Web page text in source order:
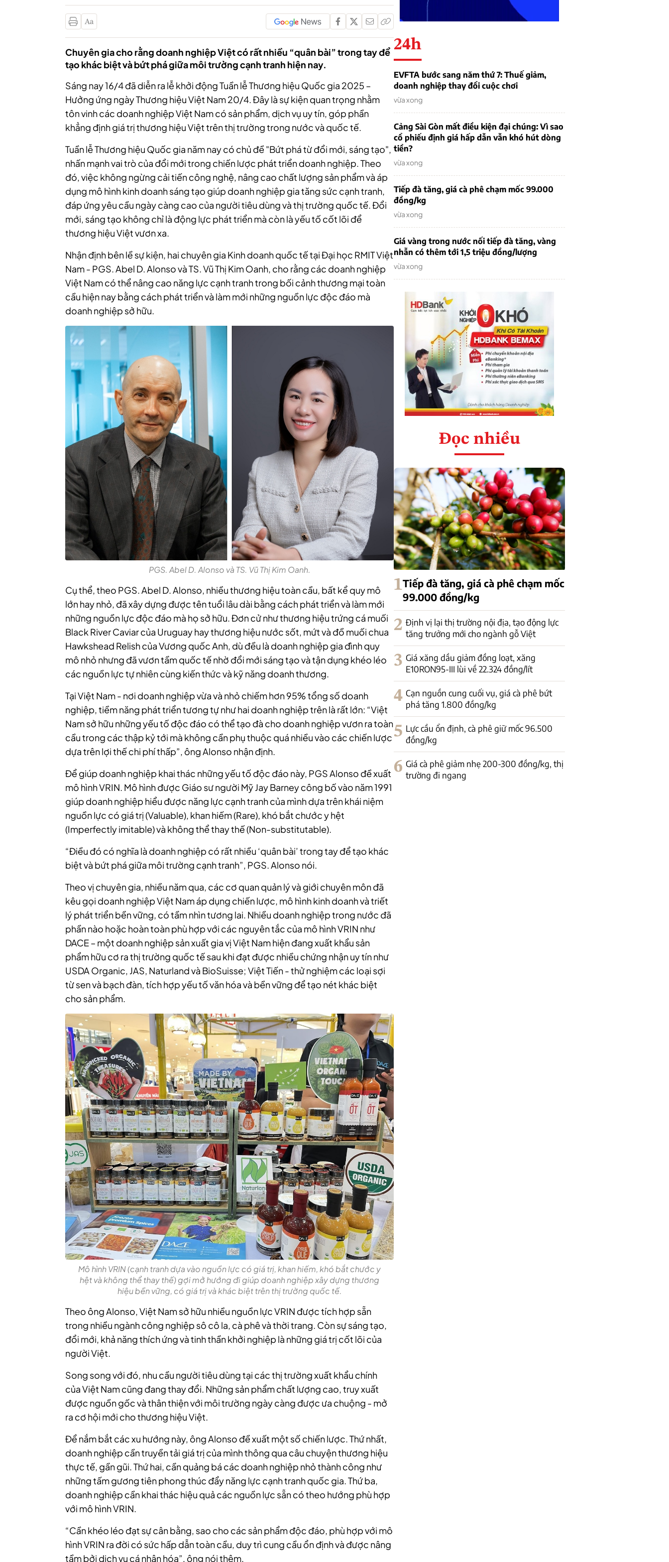
Chuyên gia cho rằng doanh nghiệp Việt có rất nhiều “quân bài” trong tay để
tạo khác biệt và bứt phá giữa môi trường cạnh tranh hiện nay.
Sáng nay 16/4 đã diễn ra lễ khởi động Tuần lễ Thương hiệu Quốc gia 2025 –
Hưởng ứng ngày Thương hiệu Việt Nam 20/4. Đây là sự kiện quan trọng nhằm
tôn vinh các doanh nghiệp Việt Nam có sản phẩm, dịch vụ uy tín, góp phần
khẳng định giá trị thương hiệu Việt trên thị trường trong nước và quốc tế.
Tuần lễ Thương hiệu Quốc gia năm nay có chủ đề "Bứt phá từ đổi mới, sáng tạo",
nhấn mạnh vai trò của đổi mới trong chiến lược phát triển doanh nghiệp. Theo
đó, việc không ngừng cải tiến công nghệ, nâng cao chất lượng sản phẩm và áp
dụng mô hình kinh doanh sáng tạo giúp doanh nghiệp gia tăng sức cạnh tranh,
đáp ứng yêu cầu ngày càng cao của người tiêu dùng và thị trường quốc tế. Đổi
mới, sáng tạo không chỉ là động lực phát triển mà còn là yếu tố cốt lõi để
thương hiệu Việt vươn xa.
Nhận định bên lề sự kiện, hai chuyên gia Kinh doanh quốc tế tại Đại học RMIT Việt
Nam - PGS. Abel D. Alonso và TS. Vũ Thị Kim Oanh, cho rằng các doanh nghiệp
Việt Nam có thể nâng cao năng lực cạnh tranh trong bối cảnh thương mại toàn
cầu hiện nay bằng cách phát triển và làm mới những nguồn lực độc đáo mà
doanh nghiệp sở hữu.
PGS. Abel D. Alonso và TS. Vũ Thị Kim Oanh.
Cụ thể, theo PGS. Abel D. Alonso, nhiều thương hiệu toàn cầu, bất kể quy mô
lớn hay nhỏ, đã xây dựng được tên tuổi lâu dài bằng cách phát triển và làm mới
những nguồn lực độc đáo mà họ sở hữu. Đơn cử như thương hiệu trứng cá muối
Black River Caviar của Uruguay hay thương hiệu nước sốt, mứt và đồ muối chua
Hawkshead Relish của Vương quốc Anh, dù đều là doanh nghiệp gia đình quy
mô nhỏ nhưng đã vươn tầm quốc tế nhờ đổi mới sáng tạo và tận dụng khéo léo
các nguồn lực tự nhiên cùng kiến thức và kỹ năng doanh thương.
Tại Việt Nam - nơi doanh nghiệp vừa và nhỏ chiếm hơn 95% tổng số doanh
nghiệp, tiềm năng phát triển tương tự như hai doanh nghiệp trên là rất lớn: “Việt
Nam sở hữu những yếu tố độc đáo có thể tạo đà cho doanh nghiệp vươn ra toàn
cầu trong các thập kỷ tới mà không cần phụ thuộc quá nhiều vào các chiến lược
dựa trên lợi thế chi phí thấp”, ông Alonso nhận định.
Để giúp doanh nghiệp khai thác những yếu tố độc đáo này, PGS Alonso đề xuất
mô hình VRIN. Mô hình được Giáo sư người Mỹ Jay Barney công bố vào năm 1991
giúp doanh nghiệp hiểu được năng lực cạnh tranh của mình dựa trên khái niệm
nguồn lực có giá trị (Valuable), khan hiếm (Rare), khó bắt chước y hệt
(Imperfectly imitable) và không thể thay thế (Non-substitutable).
“Điều đó có nghĩa là doanh nghiệp có rất nhiều ‘quân bài’ trong tay để tạo khác
biệt và bứt phá giữa môi trường cạnh tranh”, PGS. Alonso nói.
Theo vị chuyên gia, nhiều năm qua, các cơ quan quản lý và giới chuyên môn đã
kêu gọi doanh nghiệp Việt Nam áp dụng chiến lược, mô hình kinh doanh và triết
lý phát triển bền vững, có tầm nhìn tương lai. Nhiều doanh nghiệp trong nước đã
phần nào hoặc hoàn toàn phù hợp với các nguyên tắc của mô hình VRIN như
DACE– một doanh nghiệp sản xuất gia vị Việt Nam hiện đang xuất khẩu sản
phẩm hữu cơ ra thị trường quốc tế sau khi đạt được nhiều chứng nhận uy tín như
USDA Organic, JAS, Naturland và BioSuisse; Việt Tiến- thử nghiệm các loại sợi
từ sen và bạch đàn, tích hợp yếu tố văn hóa và bền vững để tạo nét khác biệt
cho sản phẩm.
Mô hình VRIN (cạnh tranh dựa vào nguồn lực có giá trị, khan hiếm, khó bắt chước y
hệt và không thể thay thế) gợi mở hướng đi giúp doanh nghiệp xây dựng thương
hiệu bền vững, có giá trị và khác biệt trên thị trường quốc tế.
Theo ông Alonso, Việt Nam sở hữu nhiều nguồn lực VRIN được tích hợp sẵn
trong nhiều ngành công nghiệp sô cô la, cà phê và thời trang. Còn sự sáng tạo,
đổi mới, khả năng thích ứng và tinh thần khởi nghiệp là những giá trị cốt lõi của
người Việt.
Song song với đó, nhu cầu người tiêu dùng tại các thị trường xuất khẩu chính
của Việt Nam cũng đang thay đổi. Những sản phẩm chất lượng cao, truy xuất
được nguồn gốc và thân thiện với môi trường ngày càng được ưa chuộng - mở
ra cơ hội mới cho thương hiệu Việt.
Để nắm bắt các xu hướng này, ông Alonso đề xuất một số chiến lược. Thứ nhất,
doanh nghiệp cần truyền tải giá trị của mình thông qua câu chuyện thương hiệu
thực tế, gần gũi. Thứ hai, cần quảng bá các doanh nghiệp nhỏ thành công như
những tấm gương tiên phong thúc đẩy năng lực cạnh tranh quốc gia. Thứ ba,
doanh nghiệp cần khai thác hiệu quả các nguồn lực sẵn có theo hướng phù hợp
với mô hình VRIN.
“Cần khéo léo đạt sự cân bằng, sao cho các sản phẩm độc đáo, phù hợp với mô
hình VRIN ra đời có sức hấp dẫn toàn cầu, duy trì cung cầu ổn định và được nâng
tầm bởi dịch vụ cá nhân hóa”, ông nói thêm.
24h
EVFTA bước sang năm thứ 7: Thuế giảm,
doanh nghiệp thay đổi cuộc chơi
vừa xong
Cảng Sài Gòn mất điều kiện đại chúng: Vì sao
cổ phiếu định giá hấp dẫn vẫn khó hút dòng
tiền?
vừa xong
Tiếp đà tăng, giá cà phê chạm mốc 99.000
đồng/kg
vừa xong
Giá vàng trong nước nối tiếp đà tăng, vàng
nhẫn có thêm tới 1,5 triệu đồng/lượng
vừa xong
Đọc nhiều
1Tiếp đà tăng, giá cà phê chạm mốc
99.000 đồng/kg
2 Định vị lại thị trường nội địa, tạo động lực
tăng trưởng mới cho ngành gỗ Việt
3 Giá xăng dầu giảm đồng loạt, xăng
E10RON95-III lùi về 22.324 đồng/lít
4 Cạn nguồn cung cuối vụ, giá cà phê bứt
phá tăng 1.800 đồng/kg
5 Lực cầu ổn định, cà phê giữ mốc 96.500
đồng/kg
6 Giá cà phê giảm nhẹ 200-300 đồng/kg, thị
trường đi ngang